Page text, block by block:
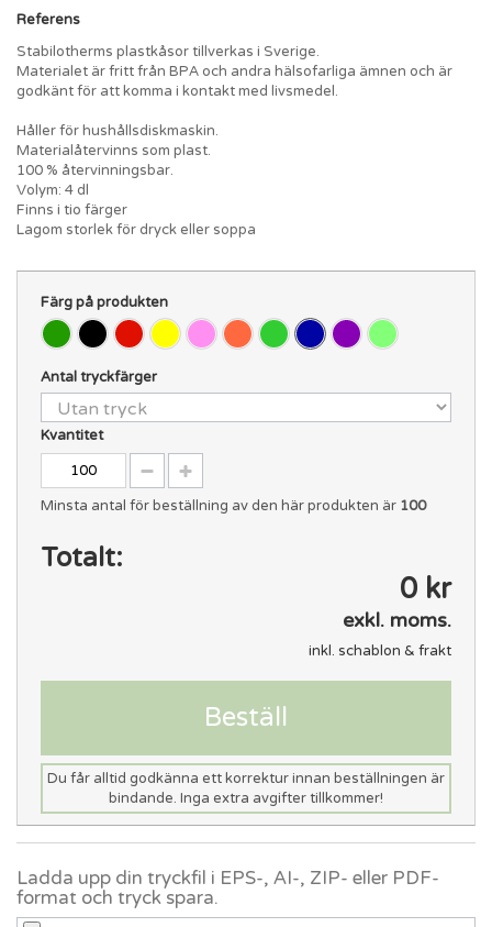
Referens
Stabilotherms plastkåsor tillverkas i Sverige.
Materialet är fritt från BPA och andra hälsofarliga ämnen och är
godkänt för att komma i kontakt med livsmedel.
Håller för hushållsdiskmaskin.
Materialåtervinns som plast.
100 % återvinningsbar.
Volym: 4 dl
Finns i tio färger
Lagom storlek för dryck eller soppa
Färg på produkten
Antal tryckfärger
Kvantitet
Minsta antal för beställning av den här produkten är 100
Totalt:
0 kr
exkl. moms.
inkl. schablon & frakt
Beställ
Du får alltid godkänna ett korrektur innan beställningen är
bindande. Inga extra avgifter tillkommer!
Ladda upp din tryckfil i EPS-, AI-, ZIP- eller PDF-
format och tryck spara.